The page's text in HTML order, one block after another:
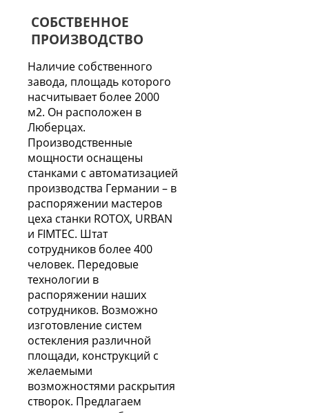
СОБСТВЕННОЕ
ПРОИЗВОДСТВО
Наличие собственного
завода, площадь которого
насчитывает более 2000
м2. Он расположен в
Люберцах.
Производственные
мощности оснащены
станками с автоматизацией
производства Германии – в
распоряжении мастеров
цеха станки ROTOX, URBAN
и FIMTEC. Штат
сотрудников более 400
человек. Передовые
технологии в
распоряжении наших
сотрудников. Возможно
изготовление систем
остекления различной
площади, конструкций с
желаемыми
возможностями раскрытия
створок. Предлагаем